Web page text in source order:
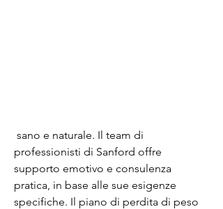
professionisti di Sanford offre
supporto emotivo e consulenza
pratica, in base alle sue esigenze
specifiche. Il piano di perdita di peso